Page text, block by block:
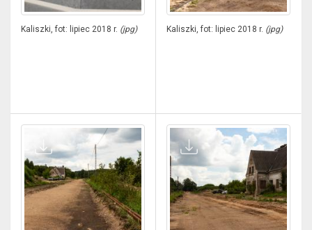
Kaliszki, fot: lipiec 2018 r. (jpg) Kaliszki, fot: lipiec 2018 r. (jpg)